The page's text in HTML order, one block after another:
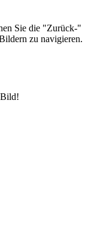
Sie die "Zurück-"
zu navigieren.